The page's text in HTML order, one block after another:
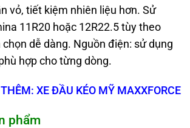
vỏ, tiết kiệm nhiên liệu hơn. Sử
11R20 hoặc 12R22.5 tùy theo
dễ dàng. Nguồn điện: sử dụng
hợp cho từng dòng.
XE ĐẦU KÉO MỸ MAXXFORCE
phẩm